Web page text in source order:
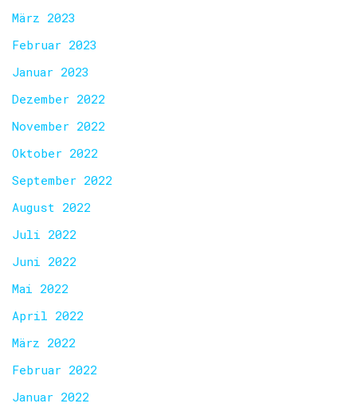
März 2023
Februar 2023
Januar 2023
Dezember 2022
November 2022
Oktober 2022
September 2022
August 2022
Juli 2022
Juni 2022
Mai 2022
April 2022
März 2022
Februar 2022
Januar 2022